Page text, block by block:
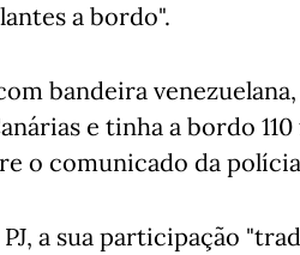
a bordo".
bandeira
e tinha a bordo
o comunicado da
PJ, a sua participação